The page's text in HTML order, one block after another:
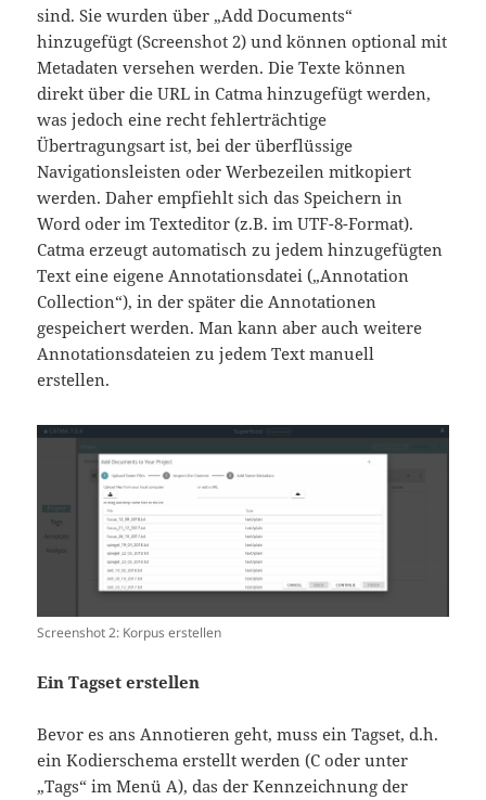
sind. Sie wurden über „Add Documents“
hinzugefügt (Screenshot 2) und können optional mit
Metadaten versehen werden. Die Texte können
direkt über die URL in Catma hinzugefügt werden,
was jedoch eine recht fehlerträchtige
Übertragungsart ist, bei der überflüssige
Navigationsleisten oder Werbezeilen mitkopiert
werden. Daher empfiehlt sich das Speichern in
Word oder im Texteditor (z.B. im UTF-8-Format).
Catma erzeugt automatisch zu jedem hinzugefügten
Text eine eigene Annotationsdatei („Annotation
Collection“), in der später die Annotationen
gespeichert werden. Man kann aber auch weitere
Annotationsdateien zu jedem Text manuell
erstellen.
Screenshot 2: Korpus erstellen
Ein Tagset erstellen
Bevor es ans Annotieren geht, muss ein Tagset, d.h.
ein Kodierschema erstellt werden (C oder unter
„Tags“ im Menü A), das der Kennzeichnung der